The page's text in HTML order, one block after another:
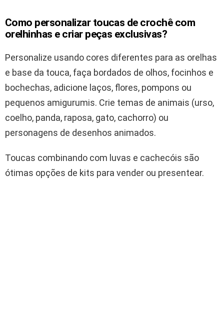
Como personalizar toucas de crochê com
orelhinhas e criar peças exclusivas?
Personalize usando cores diferentes para as orelhas
e base da touca, faça bordados de olhos, focinhos e
bochechas, adicione laços, flores, pompons ou
pequenos amigurumis. Crie temas de animais (urso,
coelho, panda, raposa, gato, cachorro) ou
personagens de desenhos animados.
Toucas combinando com luvas e cachecóis são
ótimas opções de kits para vender ou presentear.